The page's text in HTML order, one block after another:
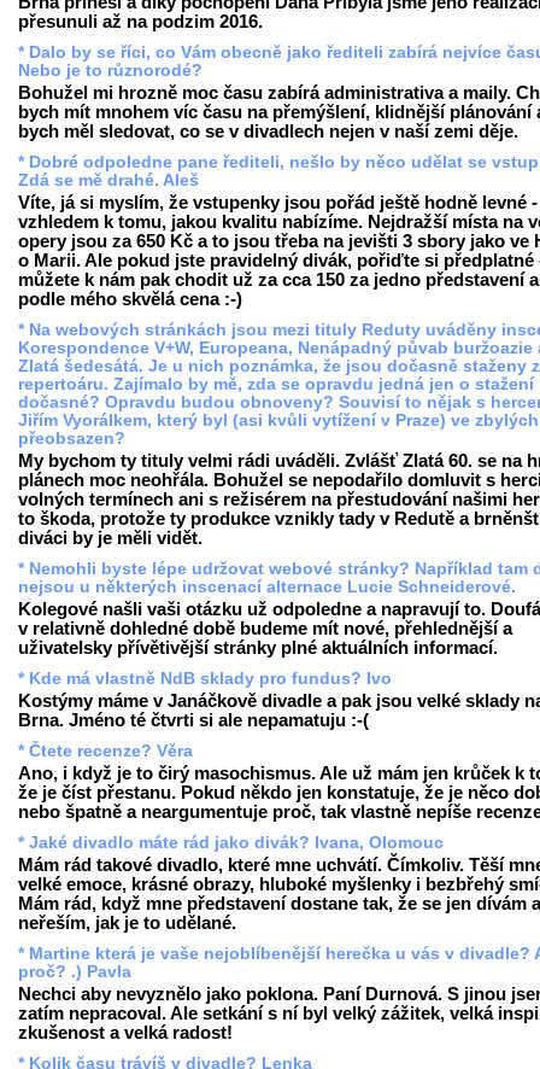
přesunuli až na podzim 2016.
* Dalo by se říci, co Vám obecně jako řediteli zabírá nejvíce
Nebo je to různorodé?
Bohužel mi hrozně moc času zabírá administrativa a maily.
bych mít mnohem víc času na přemýšlení, klidnější plánování
bych měl sledovat, co se v divadlech nejen v naší zemi děje.
* Dobré odpoledne pane řediteli, nešlo by něco udělat se
Zdá se mě drahé. Aleš
Víte, já si myslím, že vstupenky jsou pořád ještě hodně levné -
vzhledem k tomu, jakou kvalitu nabízíme. Nejdražší místa na
opery jsou za 650 Kč a to jsou třeba na jevišti 3 sbory jako ve
o Marii. Ale pokud jste pravidelný divák, pořiďte si předplatné
můžete k nám pak chodit už za cca 150 za jedno představení
podle mého skvělá cena :-)
* Na webových stránkách jsou mezi tituly Reduty uváděny
Korespondence V+W, Europeana, Nenápadný půvab buržoazie
Zlatá šedesátá. Je u nich poznámka, že jsou dočasně staženy z
repertoáru. Zajímalo by mě, zda se opravdu jedná jen o stažení
dočasné? Opravdu budou obnoveny? Souvisí to nějak s
Jiřím Vyorálkem, který byl (asi kvůli vytížení v Praze) ve
přeobsazen?
My bychom ty tituly velmi rádi uváděli. Zvlášť Zlatá 60. se na
plánech moc neohřála. Bohužel se nepodařilo domluvit s
volných termínech ani s režisérem na přestudování našimi
to škoda, protože ty produkce vznikly tady v Redutě a
diváci by je měli vidět.
* Nemohli byste lépe udržovat webové stránky? Například tam
nejsou u některých inscenací alternace Lucie Schneiderové.
Kolegové našli vaši otázku už odpoledne a napravují to.
v relativně dohledné době budeme mít nové, přehlednější a
uživatelsky přívětivější stránky plné aktuálních informací.
* Kde má vlastně NdB sklady pro fundus? Ivo
Kostýmy máme v Janáčkově divadle a pak jsou velké sklady
Brna. Jméno té čtvrti si ale nepamatuju :-(
* Čtete recenze? Věra
Ano, i když je to čirý masochismus. Ale už mám jen krůček k
že je číst přestanu. Pokud někdo jen konstatuje, že je něco
nebo špatně a neargumentuje proč, tak vlastně nepíše
* Jaké divadlo máte rád jako divák? Ivana, Olomouc
Mám rád takové divadlo, které mne uchvátí. Čímkoliv. Těší
velké emoce, krásné obrazy, hluboké myšlenky i bezbřehý
Mám rád, když mne představení dostane tak, že se jen dívám a
neřeším, jak je to udělané.
* Martine která je vaše nejoblíbenější herečka u vás v divadle?
proč? .) Pavla
Nechci aby nevyznělo jako poklona. Paní Durnová. S jinou
zatím nepracoval. Ale setkání s ní byl velký zážitek, velká
zkušenost a velká radost!
* Kolik času trávíš v divadle? Lenka